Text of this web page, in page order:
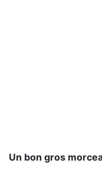
Un bon gros